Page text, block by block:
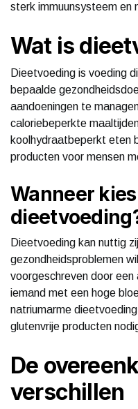
sterk immuunsysteem en
Wat is
Dieetvoeding is voeding
bepaalde
aandoeningen te
caloriebeperkte
koolhydraatbeperkt eten
producten voor mensen
Wanneer
Dieetvoeding kan nuttig
gezondheidsproblemen
voorgeschreven door
iemand met een hoge
natriumarme
glutenvrije producten
De
verschillen